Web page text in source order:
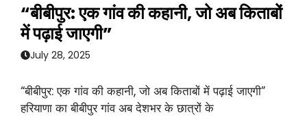
“बीबीपुर: एक गांव की कहानी, जो अब किताबों
में पढ़ाई जाएगी”
July 28, 2025
“बीबीपुर: एक गांव की कहानी, जो अब किताबों में पढ़ाई जाएगी”
हरियाणा का बीबीपुर गांव अब देशभर के छात्रों के